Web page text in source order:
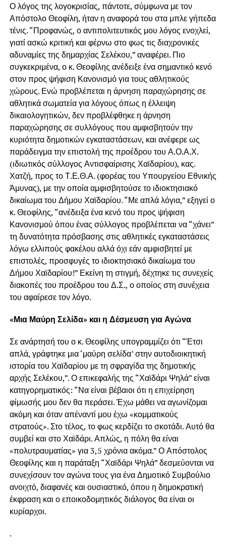
Ο λόγος της λογοκρισίας, πάντοτε, σύμφωνα με τον
Απόστολο Θεοφίλη, ήταν η αναφορά του στα μπλε γήπεδα
τένις. “Προφανώς, ο αντιπολιτευτικός μου λόγος ενοχλεί,
γιατί ασκώ κριτική και φέρνω στο φως τις διαχρονικές
αδυναμίες της δημαρχίας Σελέκου,” αναφέρει. Πιο
συγκεκριμένα, ο κ. Θεοφίλης ανέδειξε ένα σημαντικό κενό
στον προς ψήφιση Κανονισμό για τους αθλητικούς
χώρους. Ενώ προβλέπεται η άρνηση παραχώρησης σε
αθλητικά σωματεία για λόγους όπως η έλλειψη
δικαιολογητικών, δεν προβλέφθηκε η άρνηση
παραχώρησης σε συλλόγους που αμφισβητούν την
κυριότητα δημοτικών εγκαταστάσεων, και ανέφερε ως
παράδειγμα την επιστολή της προέδρου του Α.Ο.Α.Χ.
(ιδιωτικός σύλλογος Αντισφαίρισης Χαϊδαρίου), κας.
Χατζή, προς το Τ.Ε.Θ.Α. (φορέας του Υπουργείου Εθνικής
Άμυνας), με την οποία αμφισβητούσε το ιδιοκτησιακό
δικαίωμα του Δήμου Χαϊδαρίου. “Με απλά λόγια,” εξηγεί ο
κ. Θεοφίλης, “ανέδειξα ένα κενό του προς ψήφιση
Κανονισμού όπου ένας σύλλογος προβλέπεται να “χάνει”
τη δυνατότητα πρόσβασης στις αθλητικές εγκαταστάσεις
λόγω ελλιπούς φακέλου αλλά όχι εάν αμφισβητεί με
επιστολές, προσφυγές το ιδιοκτησιακό δικαίωμα του
Δήμου Χαϊδαρίου!” Εκείνη τη στιγμή, δέχτηκε τις συνεχείς
διακοπές του προέδρου του Δ.Σ., ο οποίος στη συνέχεια
του αφαίρεσε τον λόγο.
«Μια Μαύρη Σελίδα» και η Δέσμευση για Αγώνα
Σε ανάρτησή του ο κ. Θεοφίλης υπογραμμίζει ότι “Έτσι
απλά, γράφτηκε μια ‘μαύρη σελίδα’ στην αυτοδιοικητική
ιστορία του Χαϊδαρίου με τη σφραγίδα της δημοτικής
αρχής Σελέκου,”. Ο επικεφαλής της “Χαϊδάρι Ψηλά” είναι
κατηγορηματικός: “Να είναι βέβαιοι ότι η επιχείρηση
φίμωσής μου δεν θα περάσει. Έχω μάθει να αγωνίζομαι
ακόμη και όταν απέναντί μου έχω «κομματικούς
στρατούς». Στο τέλος, το φως κερδίζει το σκοτάδι. Αυτό θα
συμβεί και στο Χαϊδάρι. Απλώς, η πόλη θα είναι
«πολυτραυματίας» για 3,5 χρόνια ακόμα.” Ο Απόστολος
Θεοφίλης και η παράταξη “Χαϊδάρι Ψηλά” δεσμεύονται να
συνεχίσουν τον αγώνα τους για ένα Δημοτικό Συμβούλιο
ανοιχτό, διαφανές και ουσιαστικό, όπου η δημοκρατική
έκφραση και ο εποικοδομητικός διάλογος θα είναι οι
κυρίαρχοι.
.